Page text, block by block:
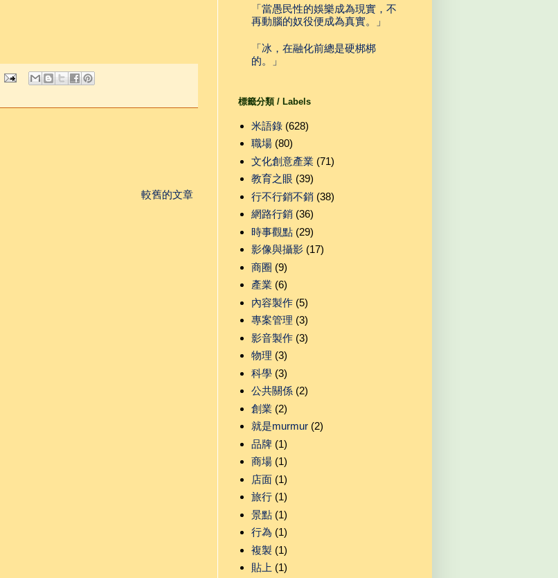
較舊的文章
「當愚民性的娛樂成為現實，不
再動腦的奴役便成為真實。」
「冰，在融化前總是硬梆梆
的。」
標籤分類 / Labels
米語錄 (628)
職場 (80)
文化創意產業 (71)
教育之眼 (39)
行不行銷不銷 (38)
網路行銷 (36)
時事觀點 (29)
影像與攝影 (17)
商圈 (9)
產業 (6)
內容製作 (5)
專案管理 (3)
影音製作 (3)
物理 (3)
科學 (3)
公共關係 (2)
創業 (2)
就是murmur (2)
品牌 (1)
商場 (1)
店面 (1)
旅行 (1)
景點 (1)
行為 (1)
複製 (1)
貼上 (1)